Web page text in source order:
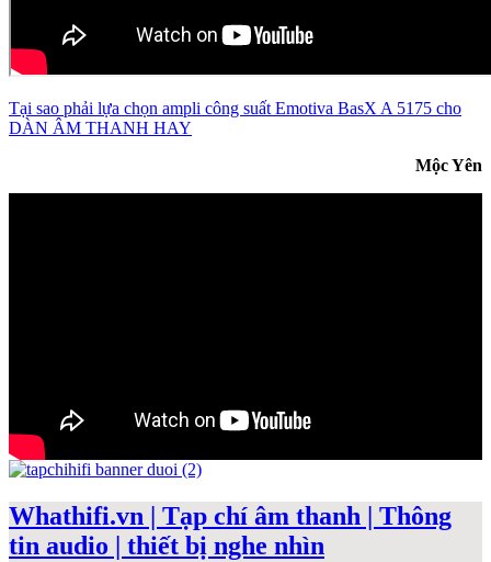
Tại sao phải lựa chọn ampli công suất Emotiva BasX A 5175 cho
DÀN ÂM THANH HAY
Mộc Yên
Whathifi.vn | Tạp chí âm thanh | Thông
tin audio | thiết bị nghe nhìn